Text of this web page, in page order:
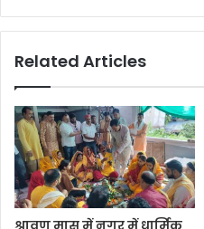
Related Articles